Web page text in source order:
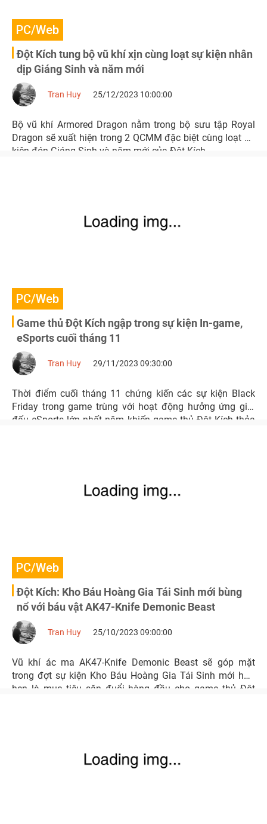
PC/Web
Đột Kích tung bộ vũ khí xịn cùng loạt sự kiện nhân
dịp Giáng Sinh và năm mới
Tran Huy 25/12/2023 10:00:00
Bộ vũ khí Armored Dragon nằm trong bộ sưu tập Royal
Dragon sẽ xuất hiện trong 2 QCMM đặc biệt cùng loạt sự
kiện đón Giáng Sinh và năm mới của Đột Kích.
PC/Web
Game thủ Đột Kích ngập trong sự kiện In-game,
eSports cuối tháng 11
Tran Huy 29/11/2023 09:30:00
Thời điểm cuối tháng 11 chứng kiến các sự kiện Black
Friday trong game trùng với hoạt động hưởng ứng giải
đấu eSports lớn nhất năm khiến game thủ Đột Kích thỏa
PC/Web
Đột Kích: Kho Báu Hoàng Gia Tái Sinh mới bùng
nổ với báu vật AK47-Knife Demonic Beast
Tran Huy 25/10/2023 09:00:00
Vũ khí ác ma AK47-Knife Demonic Beast sẽ góp mặt
trong đợt sự kiện Kho Báu Hoàng Gia Tái Sinh mới hứa
hẹn là mục tiêu săn đuổi hàng đầu cho game thủ Đột